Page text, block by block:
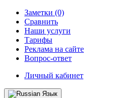
Заметки (0)
Сравнить
Наши услуги
Тарифы
Реклама на сайте
Вопрос-ответ
Личный кабинет
Язык